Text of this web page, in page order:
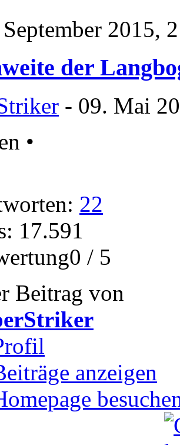
2015,
der
- 09. Mai
•
22
17.591
/ 5
Beitrag von
anzeigen